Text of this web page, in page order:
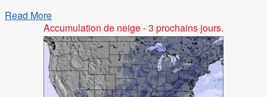
Read More
Accumulation de neige - 3 prochains jours.